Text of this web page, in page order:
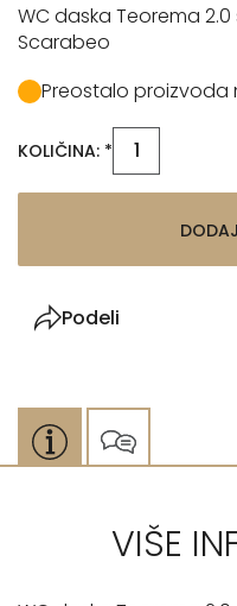
WC daska Teorema
Scarabeo
Preostalo proizvoda
KOLIČINA: *
Podeli
VIŠE